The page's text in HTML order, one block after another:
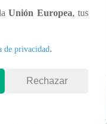
laUnión Europea, tus
de privacidad.
Rechazar